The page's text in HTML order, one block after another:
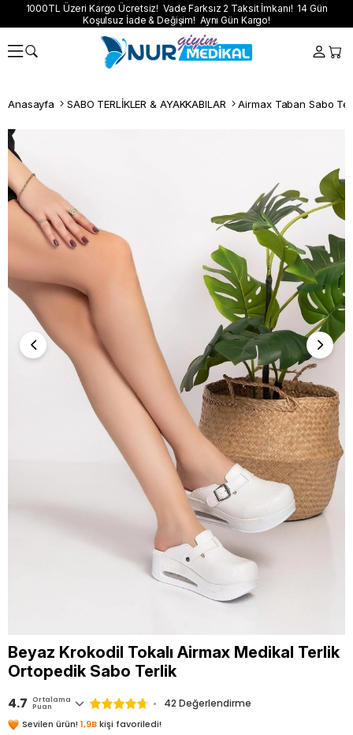
1000TL Üzeri Kargo Ücretsiz! Vade Farksız 2 Taksit İmkanı! 14 Gün
Koşulsuz İade & Değişim! Aynı Gün Kargo!
Anasayfa SABO TERLİKLER & AYAKKABILAR Airmax Taban Sabo
Beyaz Krokodil Tokalı Airmax Medikal Terlik
Ortopedik Sabo Terlik
4.7 Ortalama
Puan 42 Değerlendirme
Sevilen ürün! 1,9Bkişi favoriledi!